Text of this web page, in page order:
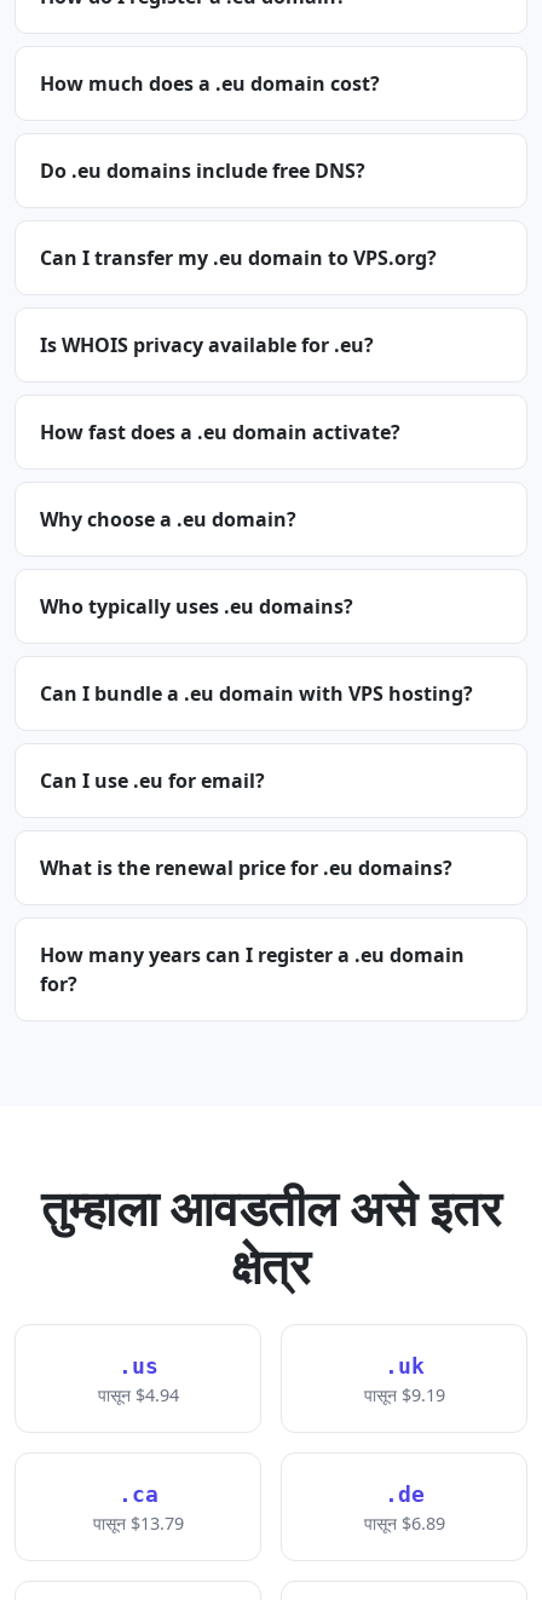
How much does a .eu domain cost?
Do .eu domains include free DNS?
Can I transfer my .eu domain to VPS.org?
Is WHOIS privacy available for .eu?
How fast does a .eu domain activate?
Why choose a .eu domain?
Who typically uses .eu domains?
Can I bundle a .eu domain with VPS hosting?
Can I use .eu for email?
What is the renewal price for .eu domains?
How many years can I register a .eu domain
for?
तुम्हाला आवडतील असे इतर
क्षेत्र
.us
पासून $4.94
.uk
पासून $9.19
.ca
पासून $13.79
.de
पासून $6.89